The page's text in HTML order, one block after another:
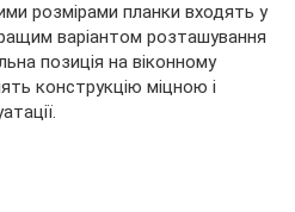
розмірами планки входять у
варіантом розташування
позиція на віконному
конструкцію міцною і